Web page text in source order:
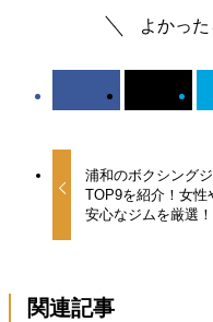
よかった
浦和のボクシング
TOP9を紹介！女性
安心なジムを厳選！
関連記事